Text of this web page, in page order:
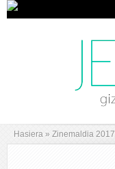
Hasiera » Zinemaldia 2017